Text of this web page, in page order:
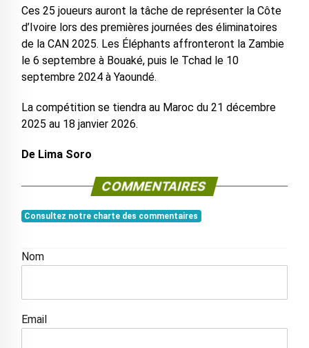
Ces 25 joueurs auront la tâche de représenter la Côte
d’Ivoire lors des premières journées des éliminatoires
de la CAN 2025. Les Éléphants affronteront la Zambie
le 6 septembre à Bouaké, puis le Tchad le 10
septembre 2024 à Yaoundé.
La compétition se tiendra au Maroc du 21 décembre
2025 au 18 janvier 2026.
De Lima Soro
COMMENTAIRES
Consultez notre charte des commentaires
Nom
Email